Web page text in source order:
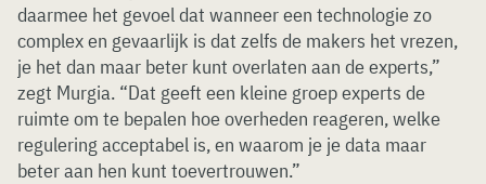
daarmee het gevoel dat wanneer een technologie zo
complex en gevaarlijk is dat zelfs de makers het vrezen,
je het dan maar beter kunt overlaten aan de experts,”
zegt Murgia. “Dat geeft een kleine groep experts de
ruimte om te bepalen hoe overheden reageren, welke
regulering acceptabel is, en waarom je je data maar
beter aan hen kunt toevertrouwen.”